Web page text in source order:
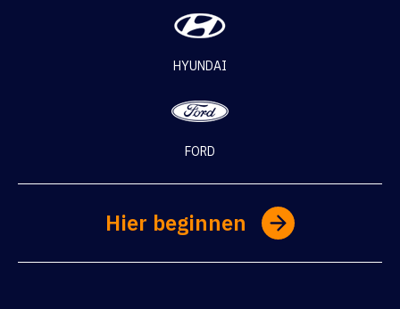
HYUNDAI
FORD
Hier beginnen